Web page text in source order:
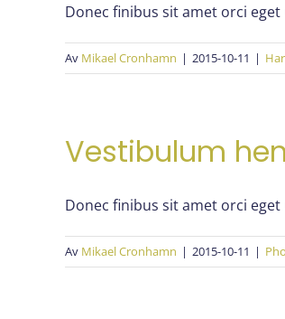
Donec finibus sit amet orci
Av Mikael Cronhamn | 2015-10-11 |
Vestibulum
Donec finibus sit amet orci
Av Mikael Cronhamn | 2015-10-11 |